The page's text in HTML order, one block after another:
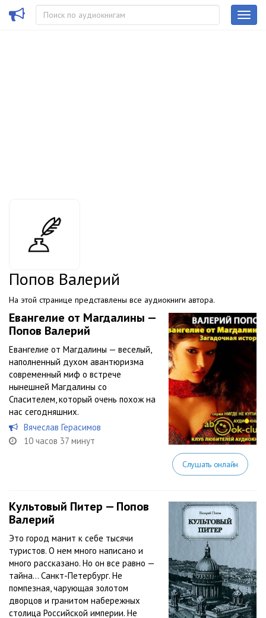
Попов Валерий
На этой странице представлены все аудиокниги автора.
Евангелие от Магдалины —
Попов Валерий
Евангелие от Магдалины — веселый,
наполненный духом авантюризма
современный миф о встрече
нынешней Магдалины со
Спасителем, который очень похож на
нас сегодняшних.
Вячеслав Герасимов
10 часов 37 минут
Слушать онлайн
Культовый Питер — Попов
Валерий
Это город манит к себе тысячи
туристов. О нем много написано и
много рассказано. Но он все равно —
тайна… Санкт-Петербург. Не
помпезная, чарующая золотом
дворцов и гранитом набережных
столица Российской империи. Не